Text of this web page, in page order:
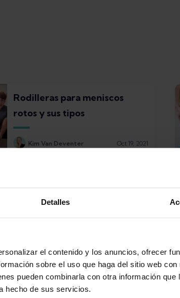
Detalles
el contenido y los anuncios, ofrecer
sobre el uso que haga del sitio web
pueden combinarla con otra información que
hecho de sus servicios.
Rodilleras para meniscos
rotos y sus tipos
Kim Van Deventer Oct 19, 2021